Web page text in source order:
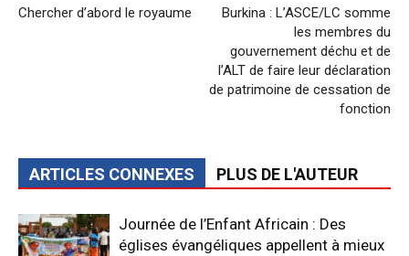
Chercher d’abord le royaume
Burkina : L’ASCE/LC somme
les membres du
gouvernement déchu et de
l’ALT de faire leur déclaration
de patrimoine de cessation de
fonction
ARTICLES CONNEXES PLUS DE L'AUTEUR
‎Journée de l’Enfant Africain : Des
églises évangéliques appellent à mieux